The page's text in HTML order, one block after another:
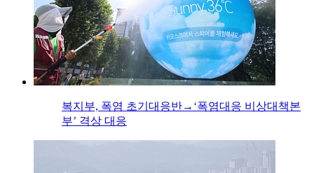
복지부, 폭염 초기대응반→‘폭염대응 비상대책본
부’ 격상 대응